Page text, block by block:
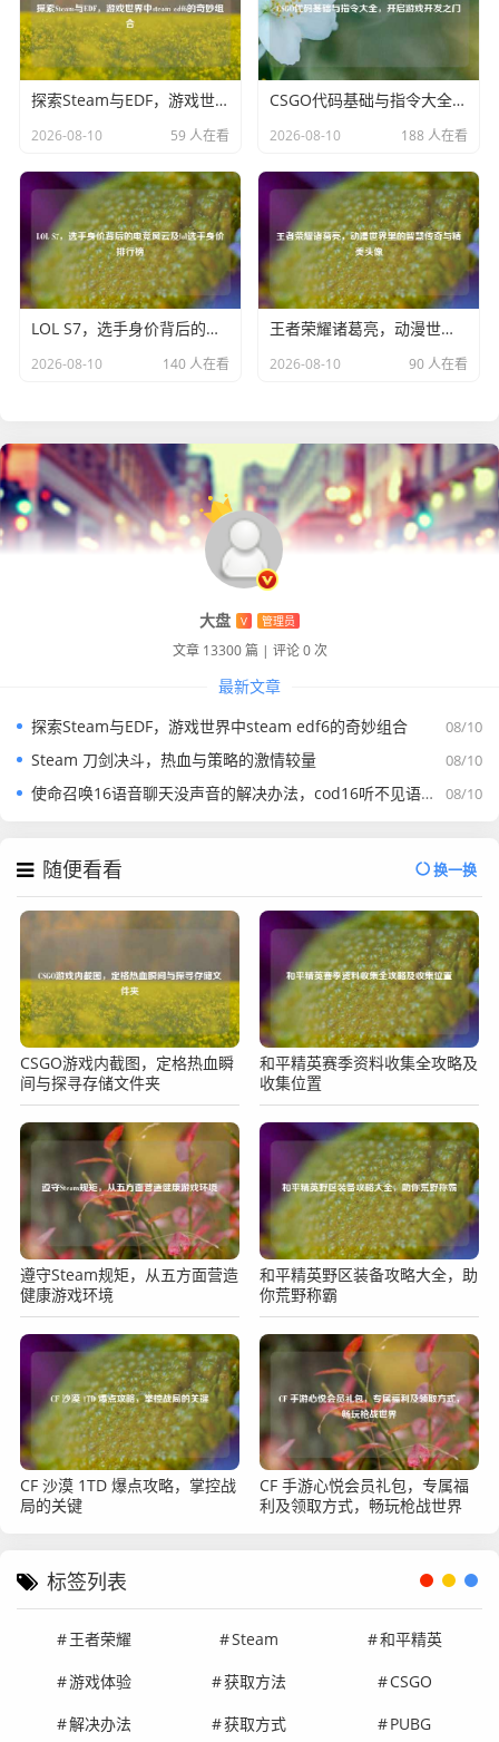
忘怀的经典画面，让每一个置身于峡谷的人都能感受到她们
绽放的魅力之花所带来的无尽惊喜与感动。
探索Steam与EDF，游戏世界中steam edf6的奇妙组合
2026-08-10 59 人在看
CSGO代码基础与指令大全，开启游戏开发之门
2026-08-10 188 人在看
LOL S7，选手身价背后的电竞风云及lol选手身价排行榜
2026-08-10 140 人在看
王者荣耀诸葛亮，动漫世界里的智慧传奇与精美头像
2026-08-10 90 人在看
大盘 V 管理员
文章 13300 篇 | 评论 0 次
最新文章
08/10
探索Steam与EDF，游戏世界中steam edf6的奇妙组合
08/10
Steam 刀剑决斗，热血与策略的激情较量
08/10
使命召唤16语音聊天没声音的解决办法，cod16听不见语音如何处理
随便看看 换一换
CSGO游戏内截图，定格热血瞬
间与探寻存储文件夹
和平精英赛季资料收集全攻略及
收集位置
遵守Steam规矩，从五方面营造
健康游戏环境
和平精英野区装备攻略大全，助
你荒野称霸
CF 沙漠 1TD 爆点攻略，掌控战
局的关键
CF 手游心悦会员礼包，专属福
利及领取方式，畅玩枪战世界
标签列表
王者荣耀 Steam
和平精英
游戏体验
获取方法
CSGO
解决办法
获取方式 PUBG